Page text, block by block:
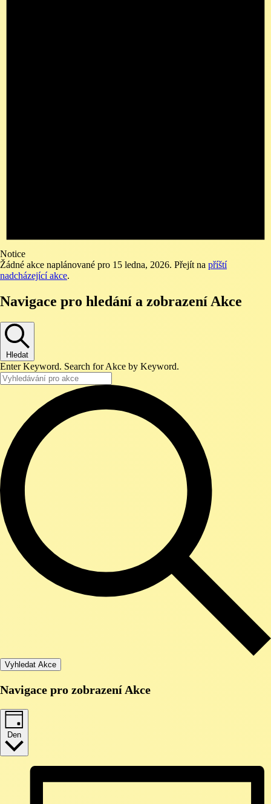
Notice
Žádné akce naplánované pro 15 ledna, 2026. Přejít na příští
nadcházející akce.
Navigace pro hledání a zobrazení Akce
Hledat
Enter Keyword. Search for Akce by Keyword.
Vyhledat Akce
Navigace pro zobrazení Akce
Den